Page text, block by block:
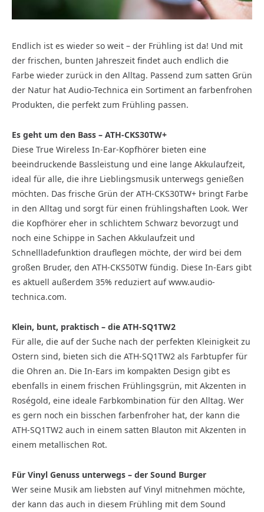
Endlich ist es wieder so weit – der Frühling ist da! Und mit
der frischen, bunten Jahreszeit findet auch endlich die
Farbe wieder zurück in den Alltag. Passend zum satten Grün
der Natur hat Audio-Technica ein Sortiment an farbenfrohen
Produkten, die perfekt zum Frühling passen.
Es geht um den Bass – ATH-CKS30TW+
Diese True Wireless In-Ear-Kopfhörer bieten eine
beeindruckende Bassleistung und eine lange Akkulaufzeit,
ideal für alle, die ihre Lieblingsmusik unterwegs genießen
möchten. Das frische Grün der ATH-CKS30TW+ bringt Farbe
in den Alltag und sorgt für einen frühlingshaften Look. Wer
die Kopfhörer eher in schlichtem Schwarz bevorzugt und
noch eine Schippe in Sachen Akkulaufzeit und
Schnellladefunktion drauflegen möchte, der wird bei dem
großen Bruder, den ATH-CKS50TW fündig. Diese In-Ears gibt
es aktuell außerdem 35% reduziert auf www.audio-
technica.com.
Klein, bunt, praktisch – die ATH-SQ1TW2
Für alle, die auf der Suche nach der perfekten Kleinigkeit zu
Ostern sind, bieten sich die ATH-SQ1TW2 als Farbtupfer für
die Ohren an. Die In-Ears im kompakten Design gibt es
ebenfalls in einem frischen Frühlingsgrün, mit Akzenten in
Roségold, eine ideale Farbkombination für den Alltag. Wer
es gern noch ein bisschen farbenfroher hat, der kann die
ATH-SQ1TW2 auch in einem satten Blauton mit Akzenten in
einem metallischen Rot.
Für Vinyl Genuss unterwegs – der Sound Burger
Wer seine Musik am liebsten auf Vinyl mitnehmen möchte,
der kann das auch in diesem Frühling mit dem Sound